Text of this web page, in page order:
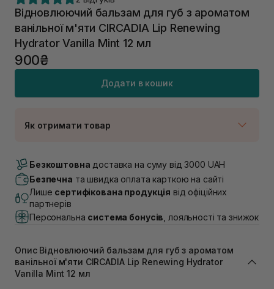
Відновлюючий бальзам для губ з ароматом
ванільної м'яти CIRCADIA Lip Renewing
Hydrator Vanilla Mint 12 мл
900₴
Додати в кошик
Як отримати товар
В наявності
Самовивіз м. Луцьк, вул. Винниченка 4
Немає в наявності!
Самовивіз м. Львів, вул. Академіка Підстригача, 1В
(Duck’s Lake)
В наявності
Немає в наявності!
Самовивіз м. Львів, вул. Степана Бандери 45
Немає в наявності!
Безкоштовна доставка на суму від 3000 UAH
Безпечна та швидка оплата карткою на сайті
Лише сертифікована продукція від офіційних
партнерів
Персональна система бонусів , лояльності та знижок
Опис Відновлюючий бальзам для губ з ароматом
ванільної м'яти CIRCADIA Lip Renewing Hydrator
Vanilla Mint 12 мл